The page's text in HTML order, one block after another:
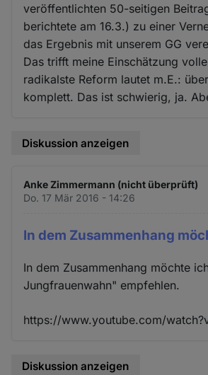
veröffentlichten 50-seitigen
berichtete am 16.3.) zu einer
das Ergebnis mit unserem GG
Das trifft meine Einschätzung
radikalste Reform lautet m.E.:
komplett. Das ist schwierig, ja.
Diskussion anzeigen
Anke Zimmermann (nicht überprüft)
Do. 17 Mär 2016 - 14:26
In dem Zusammenhang
In dem Zusammenhang möchte
Jungfrauenwahn" empfehlen.
https://www.youtube.com/
Diskussion anzeigen